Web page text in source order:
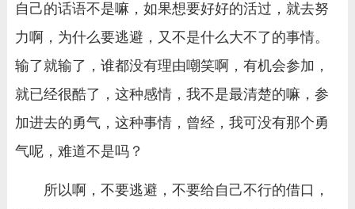
自己的话语不是嘛，如果想要好好的活过，就去努
力啊，为什么要逃避，又不是什么大不了的事情。
输了就输了，谁都没有理由嘲笑啊，有机会参加，
就已经很酷了，这种感情，我不是最清楚的嘛，参
加进去的勇气，这种事情，曾经，我可没有那个勇
气呢，难道不是吗？
所以啊，不要逃避，不要给自己不行的借口，